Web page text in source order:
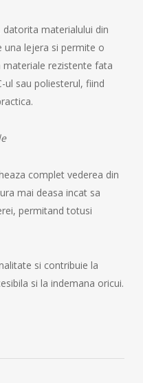
materialului din
una lejera si permite o
materiale rezistente fata
ul sau poliesterul, fiind
complet vederea din
mai deasa incat sa
permitand totusi
si contribuie la
si la indemana oricui.